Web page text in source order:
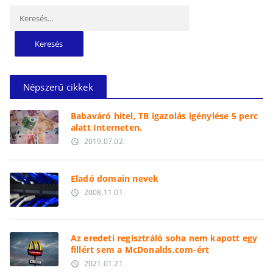
Népszerű cikkek
Babaváró hitel, TB igazolás igénylése 5 perc
alatt Interneten.
access_time 2019.07.02.
Eladó domain nevek
access_time 2008.11.01.
Az eredeti regisztráló soha nem kapott egy
fillért sem a McDonalds.com-ért
access_time 2021.01.21.